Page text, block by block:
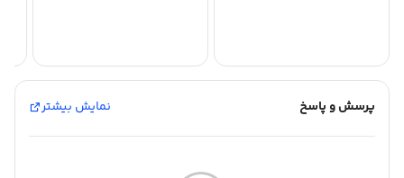
پرسش و پاسخ نمایش بیشتر